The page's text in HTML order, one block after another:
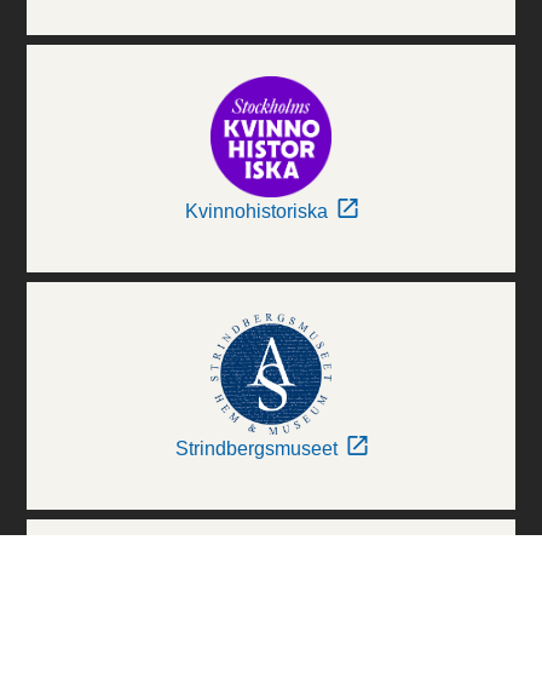
Kvinnohistoriska
Strindbergsmuseet